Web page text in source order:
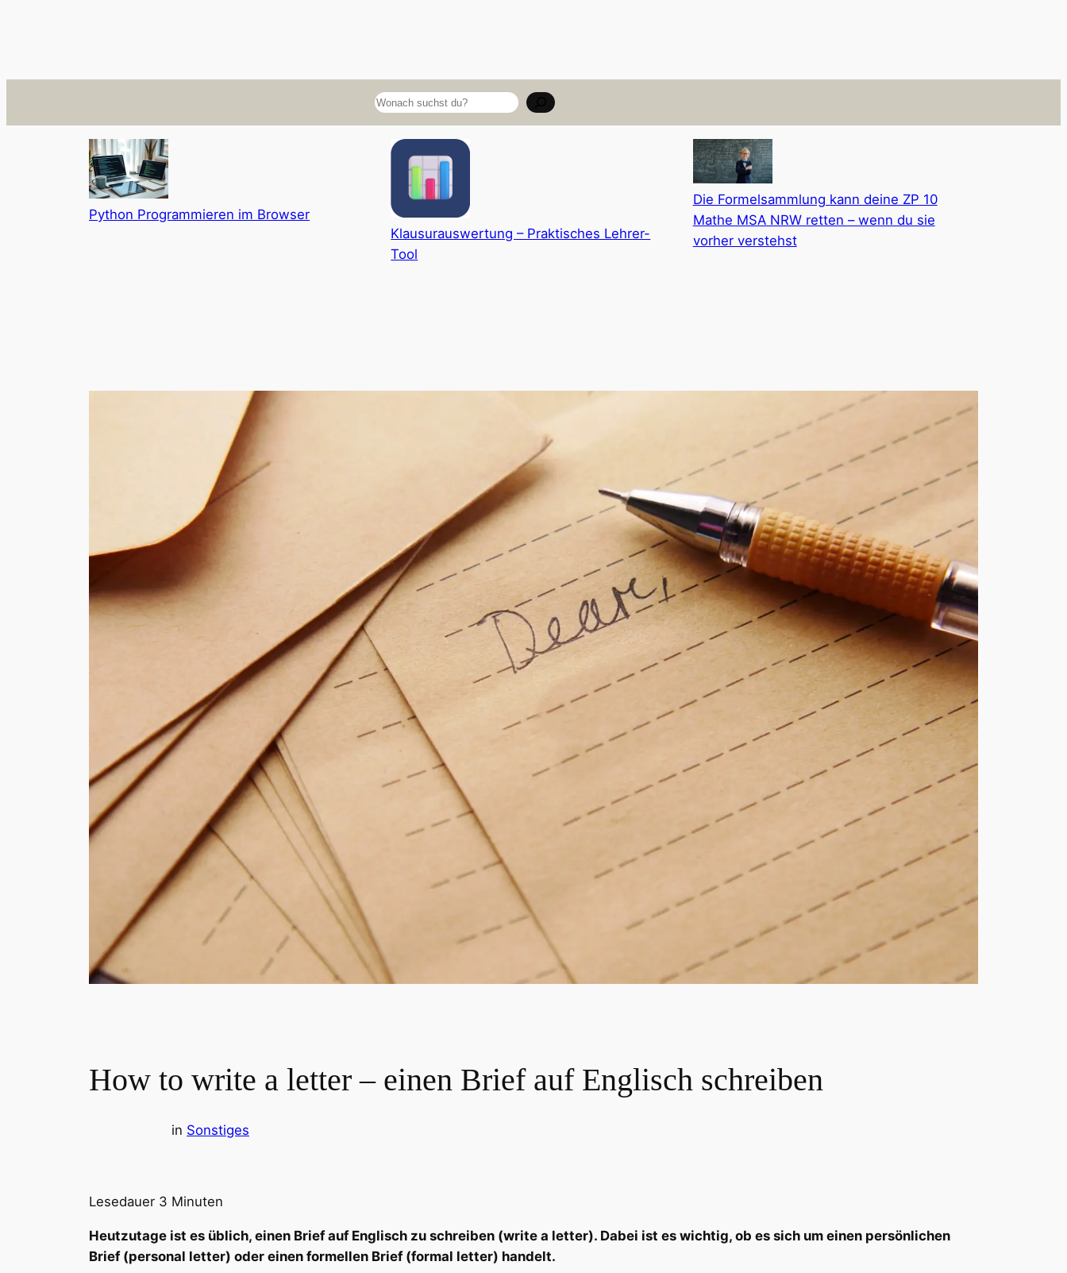
Suchen
Python Programmieren im Browser
Klausurauswertung – Praktisches Lehrer-
Tool
Die Formelsammlung kann deine ZP 10
Mathe MSA NRW retten – wenn du sie
vorher verstehst
How to write a letter – einen Brief auf Englisch schreiben
in Sonstiges
Lesedauer 3 Minuten
Heutzutage ist es üblich, einen Brief auf Englisch zu schreiben (write a letter). Dabei ist es wichtig, ob es sich um einen persönlichen
Brief (personal letter) oder einen formellen Brief (formal letter) handelt.